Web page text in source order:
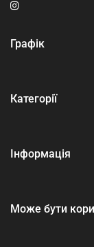
Графік
Категорії
Інформація
Може бути